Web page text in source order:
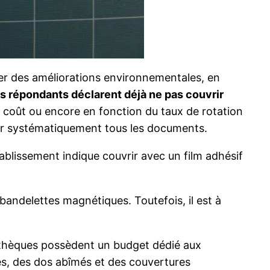
des améliorations environnementales, en
répondants déclarent déjà ne pas couvrir
coût ou encore en fonction du taux de rotation
systématiquement tous les documents.
indique couvrir avec un film adhésif
magnétiques. Toutefois, il est à
possèdent un budget dédié aux
des dos abîmés et des couvertures